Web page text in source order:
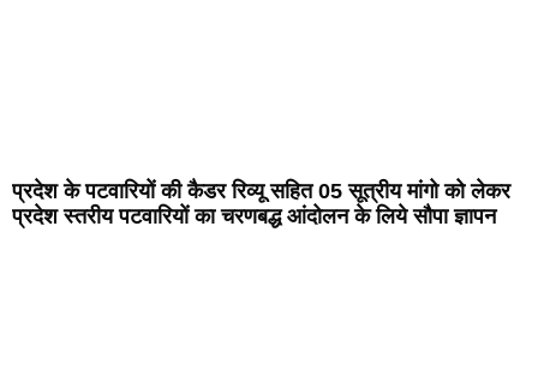
प्रदेश के पटवारियों की कैडर रिव्यू सहित 05 सूत्रीय मांगो को लेकर
प्रदेश स्तरीय पटवारियों का चरणबद्ध आंदोलन के लिये सौपा ज्ञापन